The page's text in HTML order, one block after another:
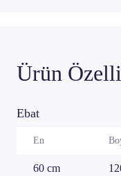
Ürün
Ebat
En
60 cm